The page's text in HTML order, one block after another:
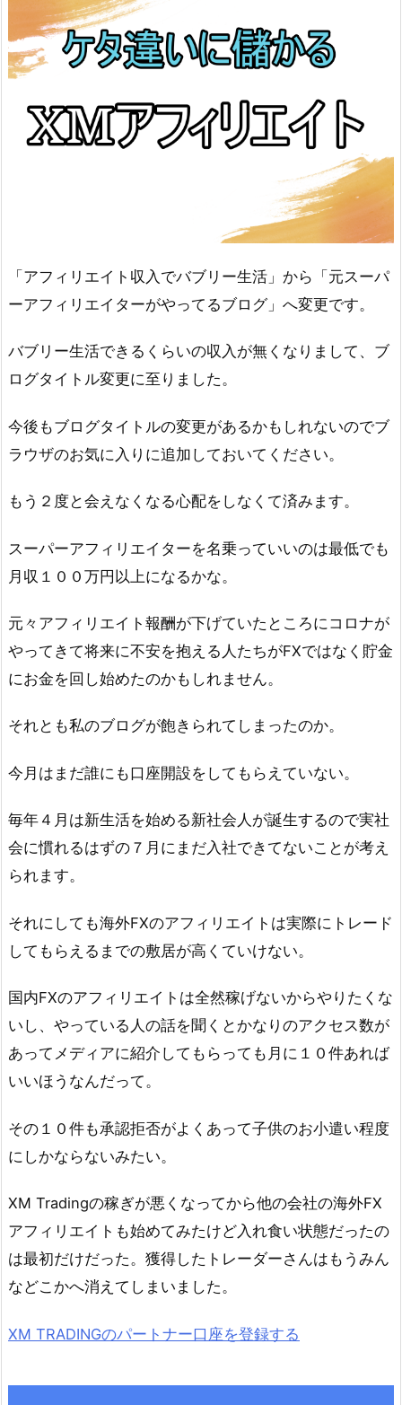
「アフィリエイト収入でバブリー生活」から「元スーパ
ーアフィリエイターがやってるブログ」へ変更です。
バブリー生活できるくらいの収入が無くなりまして、ブ
ログタイトル変更に至りました。
今後もブログタイトルの変更があるかもしれないのでブ
ラウザのお気に入りに追加しておいてください。
もう２度と会えなくなる心配をしなくて済みます。
スーパーアフィリエイターを名乗っていいのは最低でも
月収１００万円以上になるかな。
元々アフィリエイト報酬が下げていたところにコロナが
やってきて将来に不安を抱える人たちがFXではなく貯金
にお金を回し始めたのかもしれません。
それとも私のブログが飽きられてしまったのか。
今月はまだ誰にも口座開設をしてもらえていない。
毎年４月は新生活を始める新社会人が誕生するので実社
会に慣れるはずの７月にまだ入社できてないことが考え
られます。
それにしても海外FXのアフィリエイトは実際にトレード
してもらえるまでの敷居が高くていけない。
国内FXのアフィリエイトは全然稼げないからやりたくな
いし、やっている人の話を聞くとかなりのアクセス数が
あってメディアに紹介してもらっても月に１０件あれば
いいほうなんだって。
その１０件も承認拒否がよくあって子供のお小遣い程度
にしかならないみたい。
XM Tradingの稼ぎが悪くなってから他の会社の海外FX
アフィリエイトも始めてみたけど入れ食い状態だったの
は最初だけだった。獲得したトレーダーさんはもうみん
などこかへ消えてしまいました。
XM TRADINGのパートナー口座を登録する